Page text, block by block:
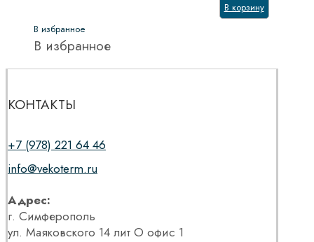
В корзину
В избранное
В избранное
КОНТАКТЫ
+7 (978) 221 64 46
info@vekoterm.ru
Адрес:
г. Симферополь
ул. Маяковского 14 лит О офис 1